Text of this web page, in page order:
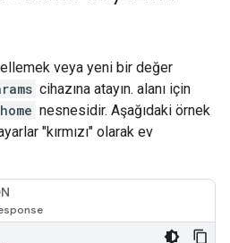
veya yeni bir değer
cihazına atayın. alanı için
home nesnesidir. Aşağıdaki örnek
"kırmızı" olarak ev